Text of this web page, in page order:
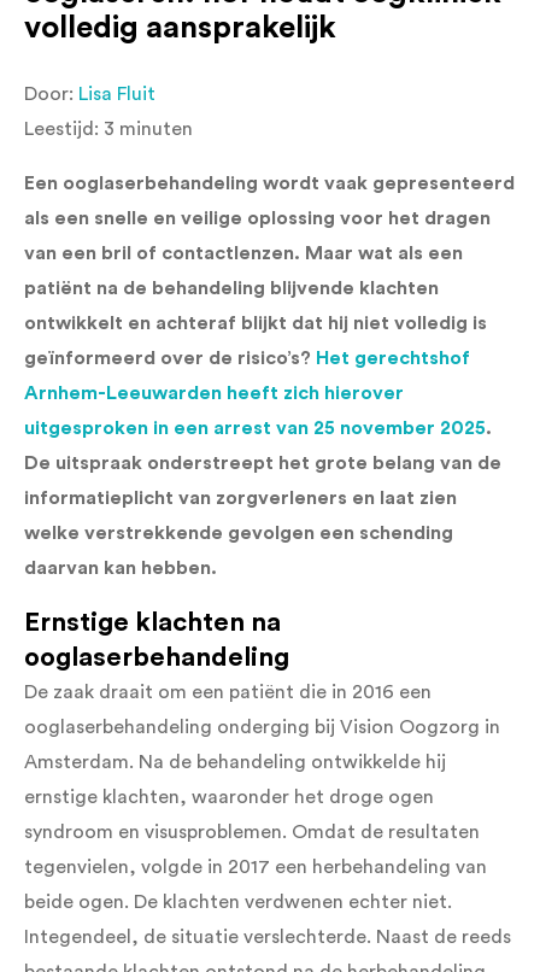
volledig aansprakelijk
Door: Lisa Fluit
Leestijd: 3 minuten
Een ooglaserbehandeling wordt vaak gepresenteerd
als een snelle en veilige oplossing voor het dragen
van een bril of contactlenzen. Maar wat als een
patiënt na de behandeling blijvende klachten
ontwikkelt en achteraf blijkt dat hij niet volledig is
geïnformeerd over de risico’s? Het gerechtshof
Arnhem-Leeuwarden heeft zich hierover
uitgesproken in een arrest van 25 november 2025.
De uitspraak onderstreept het grote belang van de
informatieplicht van zorgverleners en laat zien
welke verstrekkende gevolgen een schending
daarvan kan hebben.
Ernstige klachten na
ooglaserbehandeling
De zaak draait om een patiënt die in 2016 een
ooglaserbehandeling onderging bij Vision Oogzorg in
Amsterdam. Na de behandeling ontwikkelde hij
ernstige klachten, waaronder het droge ogen
syndroom en visusproblemen. Omdat de resultaten
tegenvielen, volgde in 2017 een herbehandeling van
beide ogen. De klachten verdwenen echter niet.
Integendeel, de situatie verslechterde. Naast de reeds